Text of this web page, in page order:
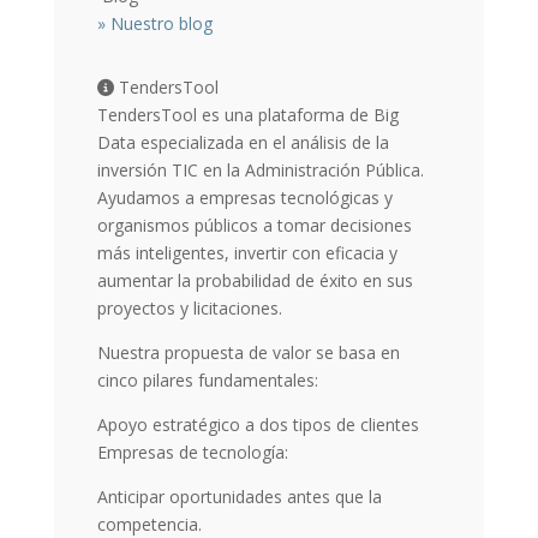
» Nuestro blog
TendersTool
TendersTool es una plataforma de Big
Data especializada en el análisis de la
inversión TIC en la Administración Pública.
Ayudamos a empresas tecnológicas y
organismos públicos a tomar decisiones
más inteligentes, invertir con eficacia y
aumentar la probabilidad de éxito en sus
proyectos y licitaciones.
Nuestra propuesta de valor se basa en
cinco pilares fundamentales:
Apoyo estratégico a dos tipos de clientes
Empresas de tecnología:
Anticipar oportunidades antes que la
competencia.